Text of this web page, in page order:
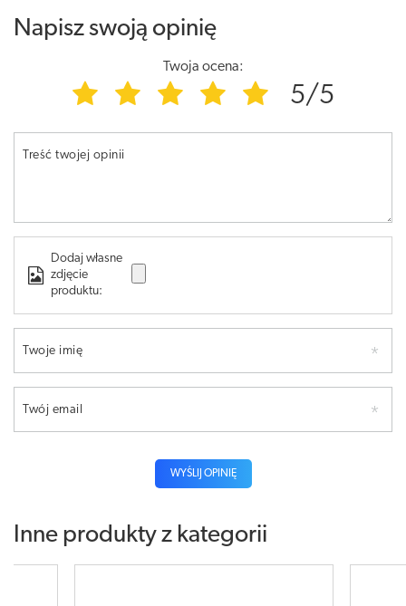
Napisz swoją opinię
Twoja ocena:
5/5
Treść twojej opinii
Dodaj własne
zdjęcie
produktu:
Twoje imię
Twój email
WYŚLIJ OPINIĘ
Inne produkty z kategorii